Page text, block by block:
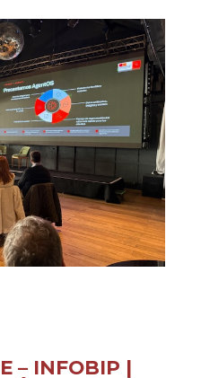
– INFOBIP |